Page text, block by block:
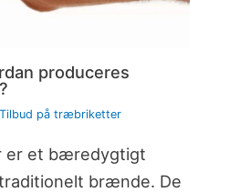
produceres
Tilbud på træbriketter
et bæredygtigt
brænde. De